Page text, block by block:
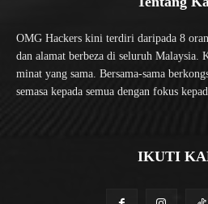
OMG Hackers kini terdiri daripada 8
dan alamat berbeza di seluruh Malaysia.
minat yang sama. Bersama-sama
semasa kepada semua dengan fokus
IKUTI